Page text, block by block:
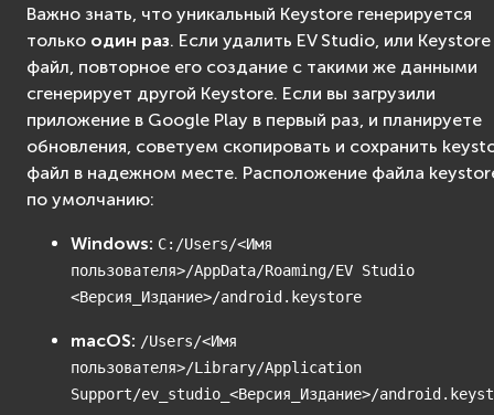
Важно знать, что уникальный Keystore генерируется
только один раз. Если удалить EV Studio, или Keystore
файл, повторное его создание с такими же данными
сгенерирует другой Keystore. Если вы загрузили
приложение в Google Play в первый раз, и планируете
обновления, советуем скопировать и сохранить
файл в надежном месте. Расположение файла
по умолчанию:
Windows: C:/Users/<Имя
пользователя>/AppData/Roaming/EV Studio
<Версия_Издание>/android.keystore
macOS: /Users/<Имя
пользователя>/Library/Application
Support/ev_studio_<Версия_Издание>/